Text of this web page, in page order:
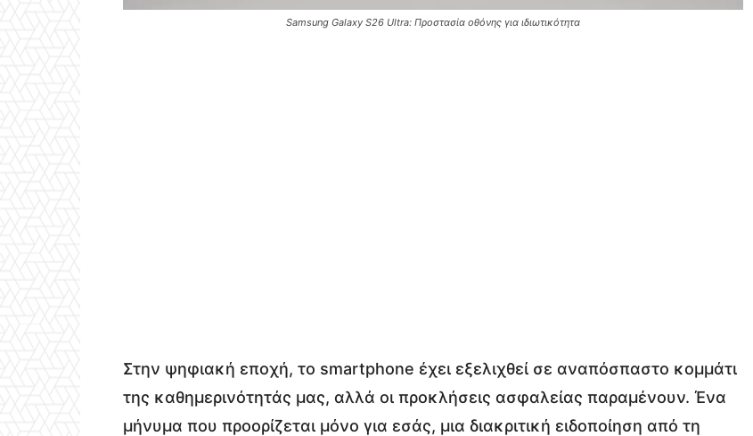
Samsung Galaxy S26 Ultra: Προστασία οθόνης για ιδιωτικότητα
Στην ψηφιακή εποχή, το smartphone έχει εξελιχθεί σε αναπόσπαστο κομμάτι
της καθημερινότητάς μας, αλλά οι προκλήσεις ασφαλείας παραμένουν. Ένα
μήνυμα που προορίζεται μόνο για εσάς, μια διακριτική ειδοποίηση από τη